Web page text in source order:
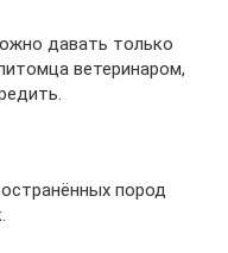
давать только
ветеринаром,
пород